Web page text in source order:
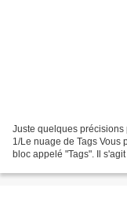
Juste quelques précisions
1/Le nuage de Tags Vous
bloc appelé "Tags". Il